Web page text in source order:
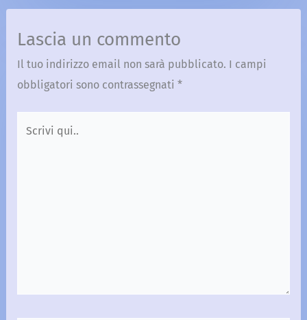
Lascia un commento
Il tuo indirizzo email non sarà pubblicato. I campi
obbligatori sono contrassegnati *